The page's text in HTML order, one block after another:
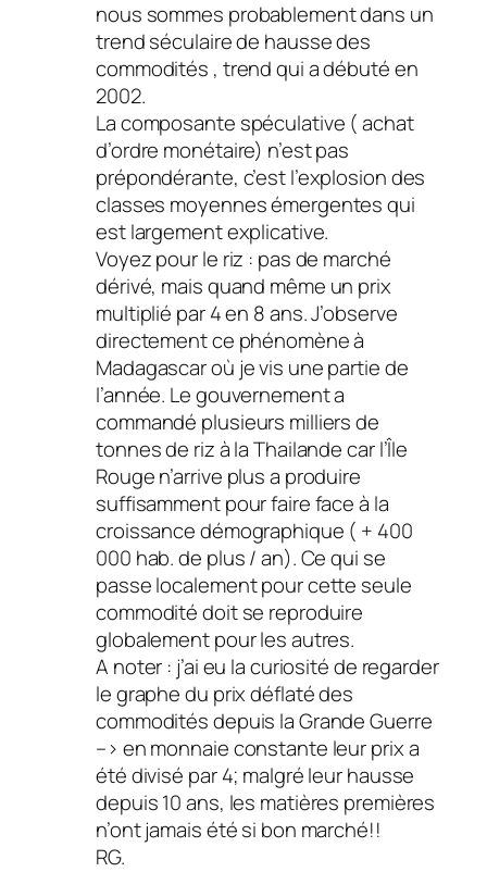
nous sommes probablement dans un
trend séculaire de hausse des
commodités , trend qui a débuté en
2002.
La composante spéculative ( achat
d’ordre monétaire) n’est pas
prépondérante, c’est l’explosion des
classes moyennes émergentes qui
est largement explicative.
Voyez pour le riz : pas de marché
dérivé, mais quand même un prix
multiplié par 4 en 8 ans. J’observe
directement ce phénomène à
Madagascar où je vis une partie de
l’année. Le gouvernement a
commandé plusieurs milliers de
tonnes de riz à la Thailande car l’Île
Rouge n’arrive plus a produire
suffisamment pour faire face à la
croissance démographique ( + 400
000 hab. de plus / an). Ce qui se
passe localement pour cette seule
commodité doit se reproduire
globalement pour les autres.
A noter : j’ai eu la curiosité de regarder
le graphe du prix déflaté des
commodités depuis la Grande Guerre
–> en monnaie constante leur prix a
été divisé par 4; malgré leur hausse
depuis 10 ans, les matières premières
n’ont jamais été si bon marché!!
RG.